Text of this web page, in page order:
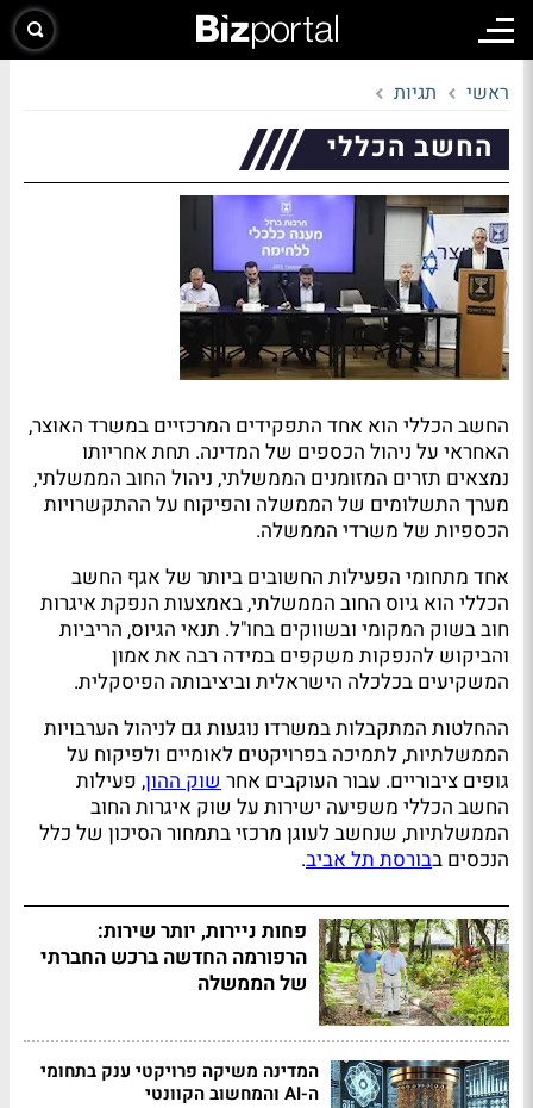
ראשי תגיות
החשב הכללי
החשב הכללי הוא אחד התפקידים המרכזיים במשרד האוצר,
האחראי על ניהול הכספים של המדינה. תחת אחריותו
נמצאים תזרים המזומנים הממשלתי, ניהול החוב הממשלתי,
מערך התשלומים של הממשלה והפיקוח על ההתקשרויות
הכספיות של משרדי הממשלה.
אחד מתחומי הפעילות החשובים ביותר של אגף החשב
הכללי הוא גיוס החוב הממשלתי, באמצעות הנפקת איגרות
חוב בשוק המקומי ובשווקים בחו"ל. תנאי הגיוס, הריביות
והביקוש להנפקות משקפים במידה רבה את אמון
המשקיעים בכלכלה הישראלית וביציבותה הפיסקלית.
ההחלטות המתקבלות במשרדו נוגעות גם לניהול הערבויות
הממשלתיות, לתמיכה בפרויקטים לאומיים ולפיקוח על
גופים ציבוריים. עבור העוקבים אחרשוק ההון, פעילות
החשב הכללי משפיעה ישירות על שוק איגרות החוב
הממשלתיות, שנחשב לעוגן מרכזי בתמחור הסיכון של כלל
הנכסים בבורסת תל אביב.
פחות ניירות, יותר שירות:
הרפורמה החדשה ברכש החברתי
של הממשלה
המדינה משיקה פרויקטי ענק בתחומי
ה-AI והמחשוב הקוונטי